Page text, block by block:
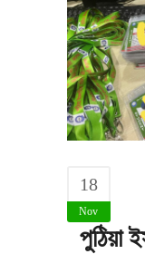
18
Nov
পুঠিয়া